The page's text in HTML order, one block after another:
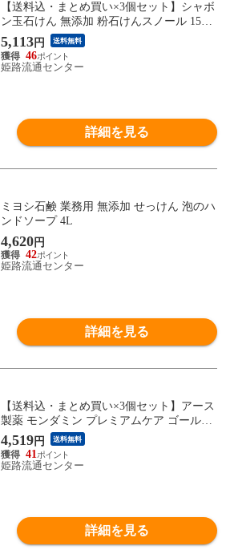
【送料込・まとめ買い×3個セット】シャボ
ン玉石けん 無添加 粉石けんスノール 1500
g 洗濯用粉石けん
5,113円 送料無料
46
姫路流通センター
詳細を見る
ミヨシ石鹸 業務用 無添加 せっけん 泡のハ
ンドソープ 4L
4,620円
42
姫路流通センター
詳細を見る
【送料込・まとめ買い×3個セット】アース
製薬 モンダミン プレミアムケア ゴールド
ミント パウチつめかえ 大容量 1.7L マウス
ウォッシュ
4,519円 送料無料
41
姫路流通センター
詳細を見る